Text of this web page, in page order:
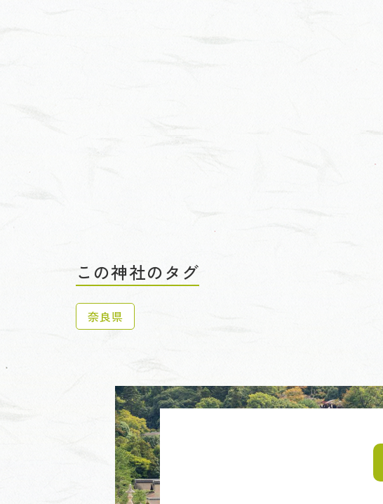
この神社のタグ
奈良県